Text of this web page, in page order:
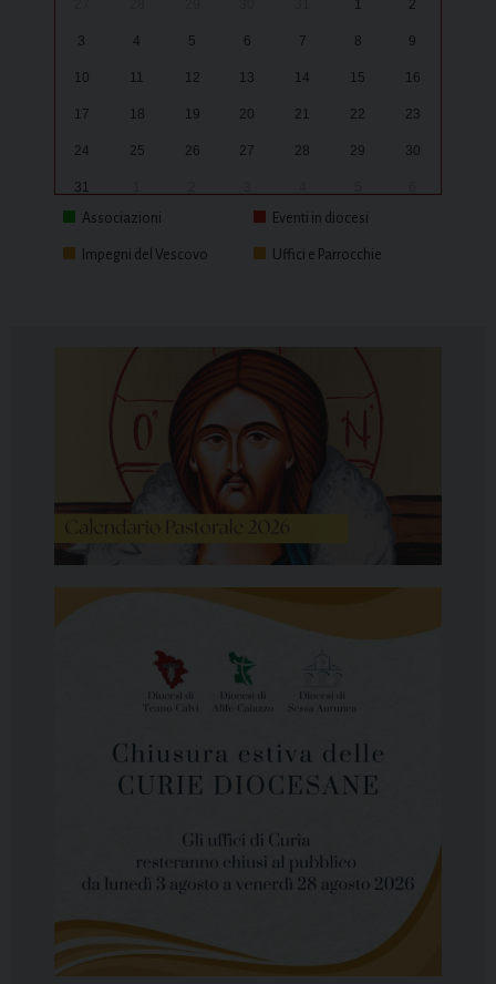
1 2
3 4 5 6 7 8 9
10 11 12 13 14 15 16
17 18 19 20 21 22 23
24 25 26 27 28 29 30
31
Associazioni
Eventi in diocesi
Impegni del Vescovo Uffici e Parrocchie